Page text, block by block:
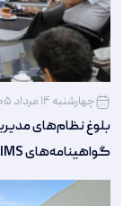
چهارشنبه 14 مرداد 1405
بلوغ نظام‌های
گواهینامه‌های IMS بدون هیچ‌گونه عدم انطباق تأیید شد